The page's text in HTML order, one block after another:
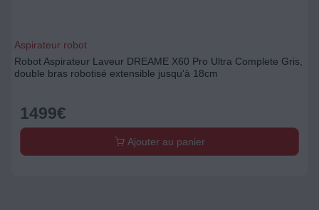
Aspirateur robot
Robot Aspirateur Laveur DREAME X60 Pro Ultra Complete Gris,
double bras robotisé extensible jusqu'à 18cm
1499€
Ajouter au panier